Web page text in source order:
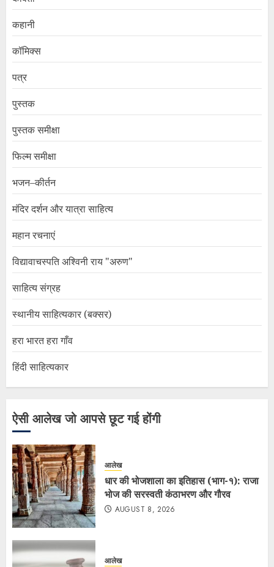
कहानी
कॉमिक्स
पत्र
पुस्तक
पुस्तक समीक्षा
फिल्म समीक्षा
भजन–कीर्तन
मंदिर दर्शन और यात्रा साहित्य
महान रचनाएं
विद्यावाचस्पति अश्विनी राय "अरुण"
साहित्य संग्रह
स्थानीय साहित्यकार (बक्सर)
हरा भारत हरा गाँव
हिंदी साहित्यकार
ऐसी आलेख जो आपसे छूट गई होंगी
आलेख
धार की भोजशाला का इतिहास (भाग-१): राजा
भोज की सरस्वती कंठाभरण और गौरव
AUGUST 8, 2026
आलेख